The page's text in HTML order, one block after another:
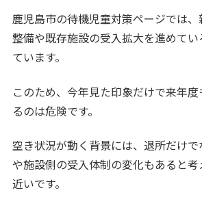
鹿児島市の待機児童対策ページでは
整備や既存施設の受入拡大を進めて
ています。
このため、今年見た印象だけで来年
るのは危険です。
空き状況が動く背景には、退所だけ
や施設側の受入体制の変化もあると
近いです。